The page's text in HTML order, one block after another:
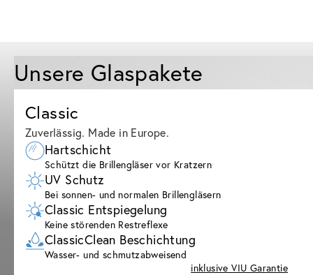
Unsere Glaspakete
Classic
Zuverlässig. Made in Europe.
Hartschicht
Schützt die Brillengläser vor Kratzern
UV Schutz
Bei sonnen- und normalen Brillengläsern
Classic Entspiegelung
Keine störenden Restreflexe
ClassicClean Beschichtung
Wasser- und schmutzabweisend
inklusive VIU Garantie